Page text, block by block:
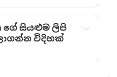
‍ගේ සියළුම ලිපි
විදිහක්